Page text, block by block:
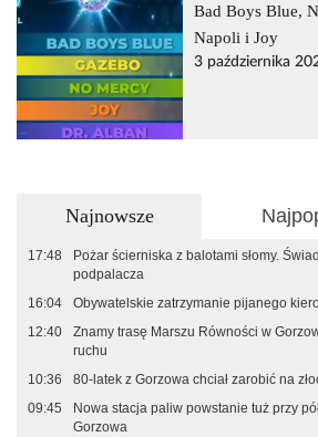
Bad Boys Blue,
Napoli i Joy
3 października
Najnowsze
17:48
Pożar ścierniska z balotami słomy.
podpalacza
16:04
Obywatelskie zatrzymanie pijanego
12:40
Znamy trasę Marszu Równości w
ruchu
10:36
80-latek z Gorzowa chciał zarobić na
09:45
Nowa stacja paliw powstanie tuż przy
Gorzowa